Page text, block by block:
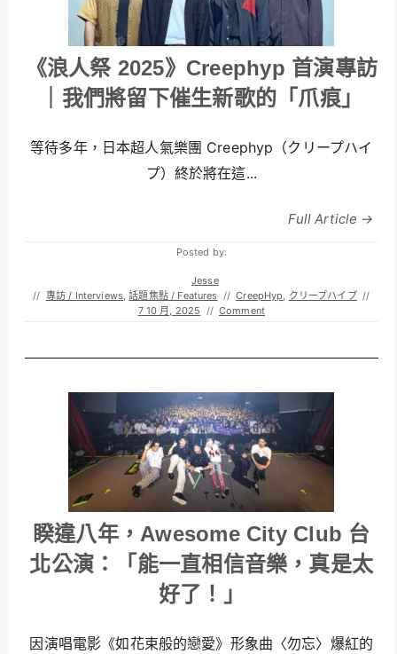
《浪人祭 2025》Creephyp 首演專訪
｜我們將留下催生新歌的「爪痕」
等待多年，日本超人氣樂團 Creephyp（クリープハイ
プ）終於將在這...
Full Article →
Posted by:
Jesse
// 專訪 / Interviews,話題焦點 / Features // CreepHyp, クリープハイプ //
7 10 月, 2025 // Comment
睽違八年，Awesome City Club 台
北公演：「能一直相信音樂，真是太
好了！」
因演唱電影《如花束般的戀愛》形象曲〈勿忘〉爆紅的